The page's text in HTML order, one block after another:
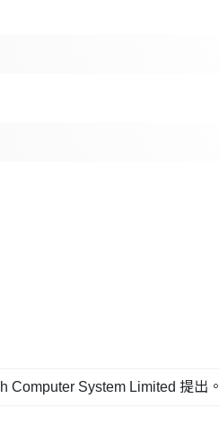
System Limited 提出。